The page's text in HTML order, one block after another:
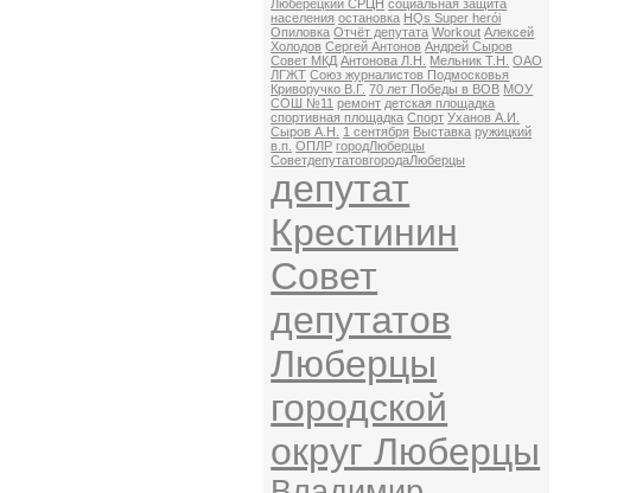
Люберецкий СРЦН социальная защита
населения остановка HQs Super herói
Опиловка Отчёт депутата Workout Алексей
Холодов Сергей Антонов Андрей Сыров
Совет МКД Антонова Л.Н. Мельник Т.Н.
ОАО
ЛГЖТ Союз журналистов Подмосковья
Криворучко В.Г. 70 лет Победы в ВОВ МОУ
СОШ №11 ремонт детская площадка
спортивная площадка Спорт Уханов А.И.
Сыров А.Н.
1 сентября Выставка ружицкий
в.п.
ОПЛР городЛюберцы
СоветдепутатовгородаЛюберцы
депутат
Крестинин
Совет
депутатов
Люберцы
городской
округ Люберцы